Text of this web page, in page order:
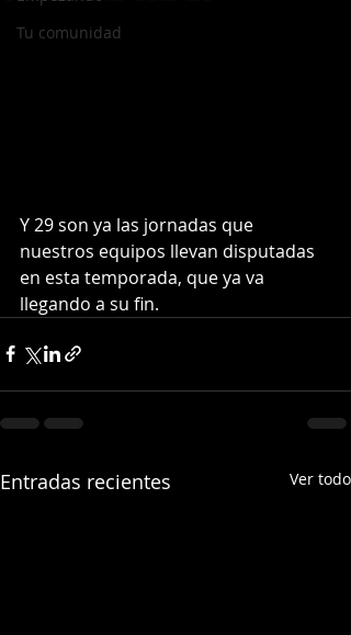
Tu comunidad
Y 29 son ya las jornadas que
nuestros equipos llevan disputadas
en esta temporada, que ya va
llegando a su fin.
Entradas recientes Ver todo